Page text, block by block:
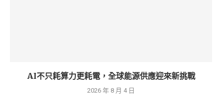
AI不只耗算力更耗電，全球能源供應迎來新挑戰
2026 年 8 月 4 日